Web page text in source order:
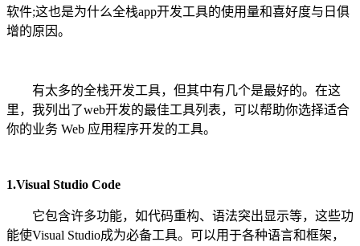
软件;这也是为什么全栈app开发工具的使用量和喜好度与日俱
增的原因。
有太多的全栈开发工具，但其中有几个是最好的。在这
里，我列出了web开发的最佳工具列表，可以帮助你选择适合
你的业务 Web 应用程序开发的工具。
1.Visual Studio Code
它包含许多功能，如代码重构、语法突出显示等，这些功
能使Visual Studio成为必备工具。可以用于各种语言和框架，